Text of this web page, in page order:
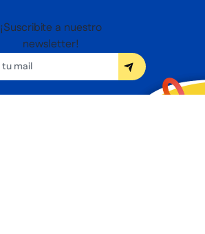
¡Suscribite a nuestro
newsletter!